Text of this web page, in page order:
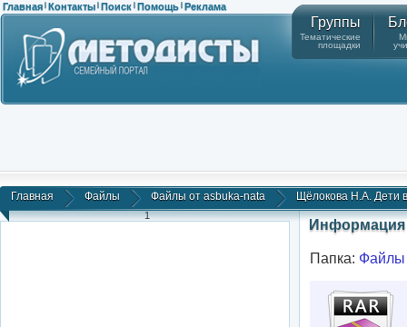
Главная | Контакты | Поиск | Помощь | Реклама
Группы
Тематические
площадки
Главная Файлы Файлы от asbuka-nata Щёлокова Н.А. Дети
1
Информация
Папка: Файлы